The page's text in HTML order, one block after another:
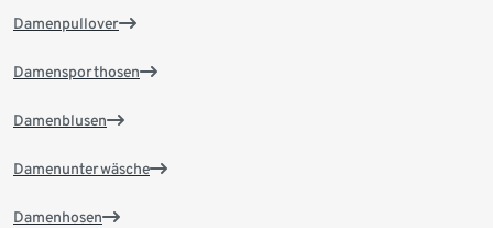
Damenpullover
Damensporthosen
Damenblusen
Damenunterwäsche
Damenhosen